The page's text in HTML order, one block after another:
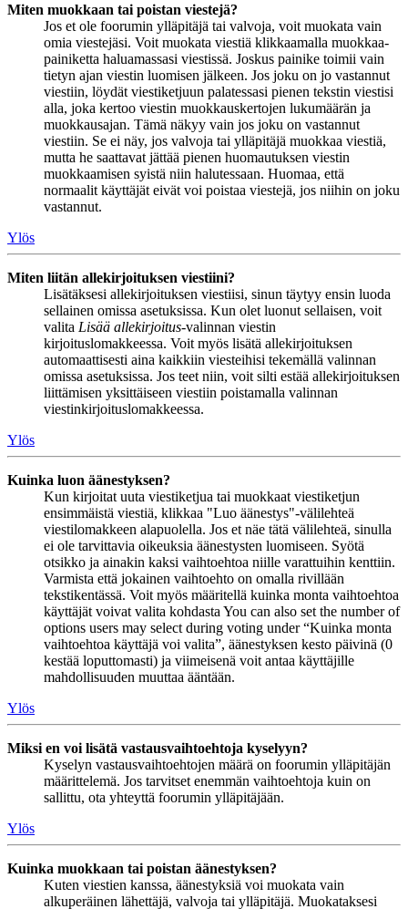
Miten muokkaan tai poistan viestejä?
Jos et ole foorumin ylläpitäjä tai valvoja, voit muokata vain
omia viestejäsi. Voit muokata viestiä klikkaamalla muokkaa-
painiketta haluamassasi viestissä. Joskus painike toimii vain
tietyn ajan viestin luomisen jälkeen. Jos joku on jo vastannut
viestiin, löydät viestiketjuun palatessasi pienen tekstin viestisi
alla, joka kertoo viestin muokkauskertojen lukumäärän ja
muokkausajan. Tämä näkyy vain jos joku on vastannut
viestiin. Se ei näy, jos valvoja tai ylläpitäjä muokkaa viestiä,
mutta he saattavat jättää pienen huomautuksen viestin
muokkaamisen syistä niin halutessaan. Huomaa, että
normaalit käyttäjät eivät voi poistaa viestejä, jos niihin on joku
vastannut.
Ylös
Miten liitän allekirjoituksen viestiini?
Lisätäksesi allekirjoituksen viestiisi, sinun täytyy ensin luoda
sellainen omissa asetuksissa. Kun olet luonut sellaisen, voit
valita Lisää allekirjoitus-valinnan viestin
kirjoituslomakkeessa. Voit myös lisätä allekirjoituksen
automaattisesti aina kaikkiin viesteihisi tekemällä valinnan
omissa asetuksissa. Jos teet niin, voit silti estää allekirjoituksen
liittämisen yksittäiseen viestiin poistamalla valinnan
viestinkirjoituslomakkeessa.
Ylös
Kuinka luon äänestyksen?
Kun kirjoitat uuta viestiketjua tai muokkaat viestiketjun
ensimmäistä viestiä, klikkaa "Luo äänestys"-välilehteä
viestilomakkeen alapuolella. Jos et näe tätä välilehteä, sinulla
ei ole tarvittavia oikeuksia äänestysten luomiseen. Syötä
otsikko ja ainakin kaksi vaihtoehtoa niille varattuihin kenttiin.
Varmista että jokainen vaihtoehto on omalla rivillään
tekstikentässä. Voit myös määritellä kuinka monta vaihtoehtoa
käyttäjät voivat valita kohdasta You can also set the number of
options users may select during voting under “Kuinka monta
vaihtoehtoa käyttäjä voi valita”, äänestyksen kesto päivinä (0
kestää loputtomasti) ja viimeisenä voit antaa käyttäjille
mahdollisuuden muuttaa ääntään.
Ylös
Miksi en voi lisätä vastausvaihtoehtoja kyselyyn?
Kyselyn vastausvaihtoehtojen määrä on foorumin ylläpitäjän
määrittelemä. Jos tarvitset enemmän vaihtoehtoja kuin on
sallittu, ota yhteyttä foorumin ylläpitäjään.
Ylös
Kuinka muokkaan tai poistan äänestyksen?
Kuten viestien kanssa, äänestyksiä voi muokata vain
alkuperäinen lähettäjä, valvoja tai ylläpitäjä. Muokataksesi